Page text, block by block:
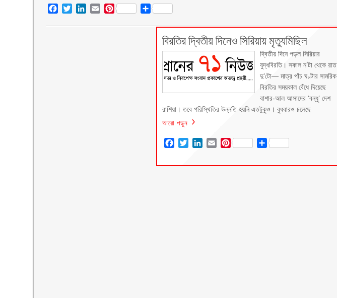
Facebook
TwitterLinkedIn
EmailPinterest Share
বিরতির দ্বিতীয় দিনেও সিরিয়ায় মৃত্যুমিছিল
দ্বিতীয় দিনে পড়ল সিরিয়ার
যুদ্ধবিরতি। সকাল ন’টা থেকে রাত
দু’টো— মাত্র পাঁচ ঘণ্টার সামরিক
বিরতির সময়কাল বেঁধে দিয়েছে
বাশার-আল আসাদের ‘বন্ধু’ দেশ
রাশিয়া। তবে পরিস্থিতির উন্নতি হয়নি এতটুকুও। বুধবারও চলেছে
আরো পড়ুন
Facebook
TwitterLinkedIn
EmailPinterest Share